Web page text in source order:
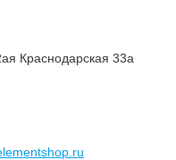
Краснодарская 33а